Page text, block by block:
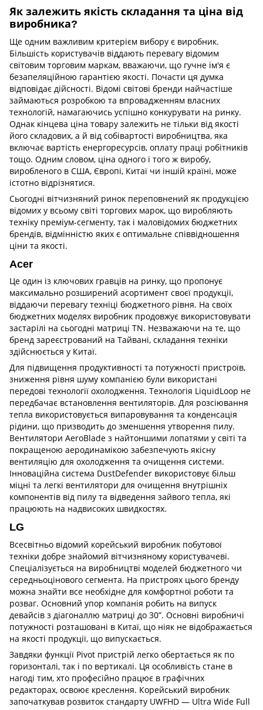
Як залежить якість складання та ціна від
виробника?
Ще одним важливим критерієм вибору є виробник.
Більшість користувачів віддають перевагу відомим
світовим торговим маркам, вважаючи, що гучне ім'я є
безапеляційною гарантією якості. Почасти ця думка
відповідає дійсності. Відомі світові бренди найчастіше
займаються розробкою та впровадженням власних
технологій, намагаючись успішно конкурувати на ринку.
Однак кінцева ціна товару залежить не тільки від якості
його складових, а й від собівартості виробництва, яка
включає вартість енергоресурсів, оплату праці робітників
тощо. Одним словом, ціна одного і того ж виробу,
виробленого в США, Європі, Китаї чи іншій країні, може
істотно відрізнятися.
Сьогодні вітчизняний ринок переповнений як продукцією
відомих у всьому світі торгових марок, що виробляють
техніку преміум-сегменту, так і маловідомих бюджетних
брендів, відмінністю яких є оптимальне співвідношення
ціни та якості.
Acer
Це один із ключових гравців на ринку, що пропонує
максимально розширений асортимент своєї продукції,
віддаючи перевагу техніці бюджетного рівня. На своїх
бюджетних моделях виробник продовжує використовувати
застарілі на сьогодні матриці TN. Незважаючи на те, що
бренд зареєстрований на Тайвані, складання техніки
здійснюється у Китаї.
Для підвищення продуктивності та потужності пристроїв,
зниження рівня шуму компанією були використані
передові технології охолодження. Технологія LiquidLoop не
передбачає встановлення вентиляторів. Для розсіювання
тепла використовується випаровування та конденсація
рідини, що призводить до зменшення утворення пилу.
Вентилятори AeroBlade з найтоншими лопатями у світі та
покращеною аеродинамікою забезпечують якісну
вентиляцію для охолодження та очищення системи.
Інноваційна система DustDefender використовує більш
міцні та легкі вентилятори для очищення внутрішніх
компонентів від пилу та відведення зайвого тепла, які
працюють на надвисоких швидкостях.
LG
Всесвітньо відомий корейський виробник побутової
техніки добре знайомий вітчизняному користувачеві.
Спеціалізується на виробництві моделей бюджетного чи
середньоцінового сегмента. На пристроях цього бренду
можна знайти все необхідне для комфортної роботи та
розваг. Основний упор компанія робить на випуск
девайсів з діагоналлю матриці до 30”. Основні виробничі
потужності розташовані в Китаї, що ніяк не відображається
на якості продукції, що випускається.
Завдяки функції Pivot пристрій легко обертається як по
горизонталі, так і по вертикалі. Ця особливість стане в
нагоді тим, хто професійно працює в графічних
редакторах, освоює креслення. Корейський виробник
започаткував розвиток стандарту UWFHD — Ultra Wide Full